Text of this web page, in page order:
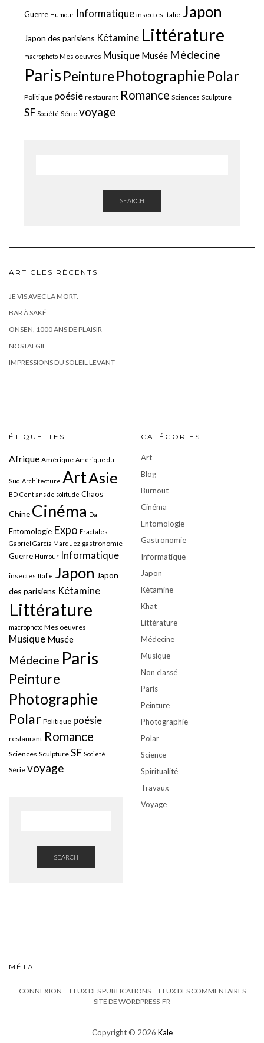
Guerre Humour Informatique insectes Italie Japon
Japon des parisiens Kétamine Littérature
macrophoto Mes oeuvres Musique Musée Médecine
Paris Peinture PhotographiePolar
Politique poésie restaurant Romance Sciences Sculpture
SF Société Série voyage
SEARCH
ARTICLES RÉCENTS
JE VIS AVEC LA MORT.
BAR À SAKÉ
ONSEN, 1000 ANS DE PLAISIR
NOSTALGIE
IMPRESSIONS DU SOLEIL LEVANT
ÉTIQUETTES
Afrique Amérique Amérique du
Sud Architecture ArtAsie
BD Cent ans de solitude Chaos
Chine Cinéma Dali
Entomologie Expo Fractales
Gabriel Garcia Marquez gastronomie
Guerre Humour Informatique
insectes Italie Japon Japon
des parisiens Kétamine
Littérature
macrophoto Mes oeuvres
Musique Musée
Médecine Paris
Peinture
Photographie
Polar Politique poésie
restaurant Romance
Sciences Sculpture SF Société
Série voyage
SEARCH
CATÉGORIES
Art
Blog
Burnout
Cinéma
Entomologie
Gastronomie
Informatique
Japon
Kétamine
Khat
Littérature
Médecine
Musique
Non classé
Paris
Peinture
Photographie
Polar
Science
Spiritualité
Travaux
Voyage
MÉTA
CONNEXION FLUX DES PUBLICATIONS
FLUX DES COMMENTAIRES
SITE DE WORDPRESS-FR
Copyright © 2026 Kale